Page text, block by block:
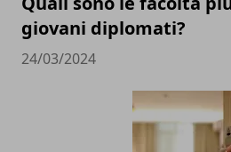
giovani diplomati?
24/03/2024